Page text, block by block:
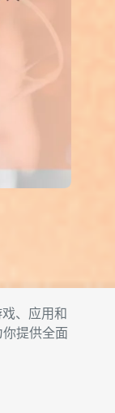
、应用和
你提供全面